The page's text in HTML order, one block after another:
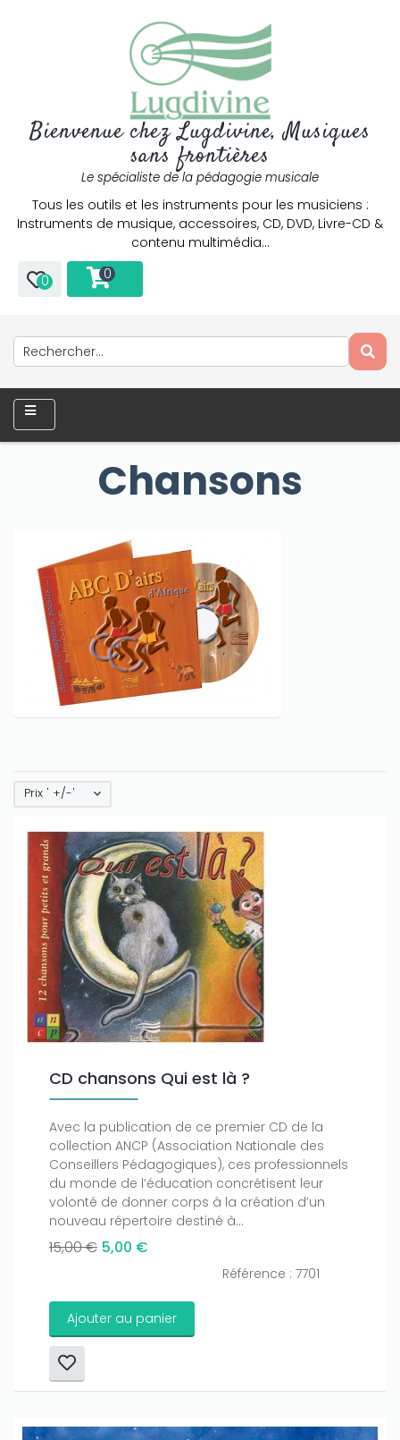
Bienvenue chez Lugdivine, Musiques
sans frontières
Le spécialiste de la pédagogie musicale
Tous les outils et les instruments pour les musiciens :
Instruments de musique, accessoires, CD, DVD, Livre-CD &
contenu multimédia…
0 0
Chansons
Prix ' +/-'
CD chansons Qui est là ?
Avec la publication de ce premier CD de la
collection ANCP (Association Nationale des
Conseillers Pédagogiques), ces professionnels
du monde de l’éducation concrétisent leur
volonté de donner corps à la création d’un
nouveau répertoire destiné à...
15,00 € 5,00 €
Référence : 7701
Ajouter au panier